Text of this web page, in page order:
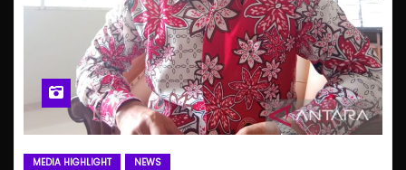
MEDIA HIGHLIGHT NEWS